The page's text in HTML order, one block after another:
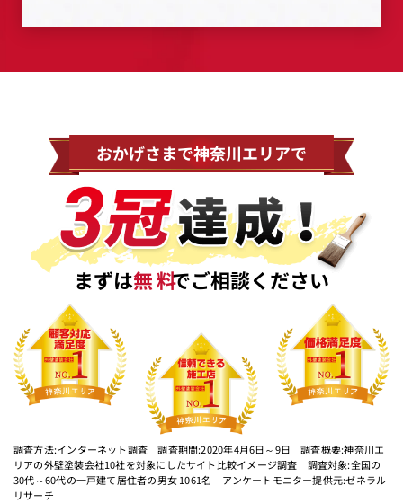
おかげさまで神奈川エリアで
まずは無料でご相談ください
調査方法:インターネット調査 調査期間:2020年4月6日～9日 調査概要:神奈川エ
リアの外壁塗装会社10社を対象にしたサイト比較イメージ調査 調査対象:全国の
30代～60代の一戸建て居住者の男女 1061名 アンケートモニター提供元:ゼネラル
リサーチ